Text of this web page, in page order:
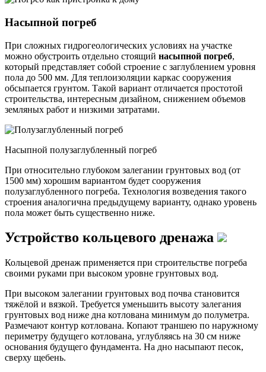
Насыпной погреб
При сложных гидрогеологических условиях на участке
можно обустроить отдельно стоящий насыпной погреб,
который представляет собой строение с заглублением уровня
пола до 500 мм. Для теплоизоляции каркас сооружения
обсыпается грунтом. Такой вариант отличается простотой
строительства, интересным дизайном, снижением объемов
земляных работ и низкими затратами.
Насыпной полузаглубленный погреб
При относительно глубоком залегании грунтовых вод (от
1500 мм) хорошим вариантом будет сооружения
полузаглубленного погреба. Технология возведения такого
строения аналогична предыдущему варианту, однако уровень
пола может быть существенно ниже.
Устройство кольцевого дренажа
Кольцевой дренаж применяется при строительстве погреба
своими руками при высоком уровне грунтовых вод.
При высоком залегании грунтовых вод почва становится
тяжёлой и вязкой. Требуется уменьшить высоту залегания
грунтовых вод ниже дна котлована минимум до полуметра.
Размечают контур котлована. Копают траншею по наружному
периметру будущего котлована, углубляясь на 30 см ниже
основания будущего фундамента. На дно насыпают песок,
сверху щебень.